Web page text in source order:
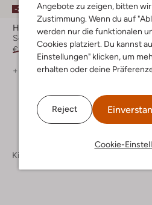
Angebote zu zeigen, bitten
Zustimmung. Wenn du auf
werden nur die funktionalen
Cookies platziert. Du kannst
Einstellungen" klicken, um
erhalten oder deine
Reject
Cookie-
-20%
Hip
Schnürboots
€ 109,95 € 87,99
+ mehr farben
Kinderschuhe